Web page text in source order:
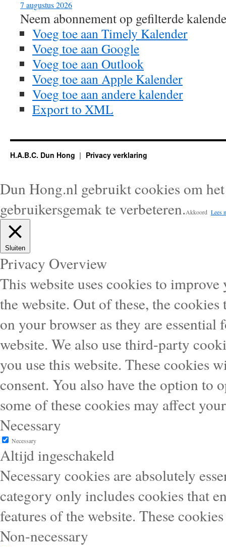
7 augustus 2026
Neem abonnement op gefilterde
Voeg toe aan Timely Kalender
Voeg toe aan Google
Voeg toe aan Outlook
Voeg toe aan Apple Kalender
Voeg toe aan andere kalender
Export to XML
H.A.B.C. Dun Hong Privacy verklaring
Dun Hong.nl gebruikt cookies om
gebruikersgemak te verbeteren.Akkoord Lees
Sluiten
Privacy Overview
This website uses cookies to
the website. Out of these, the cookies
on your browser as they are
website. We also use third-party
you use this website. These cookies
consent. You also have the option
some of these cookies may affect
Necessary
Necessary
Altijd ingeschakeld
Necessary cookies are absolutely
category only includes cookies that
features of the website. These
Non-necessary